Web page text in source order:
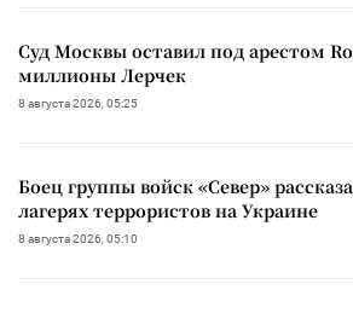
Суд Москвы оставил под арестом
миллионы Лерчек
8 августа 2026, 05:25
Боец группы войск «Север»
лагерях террористов на Украине
8 августа 2026, 05:10